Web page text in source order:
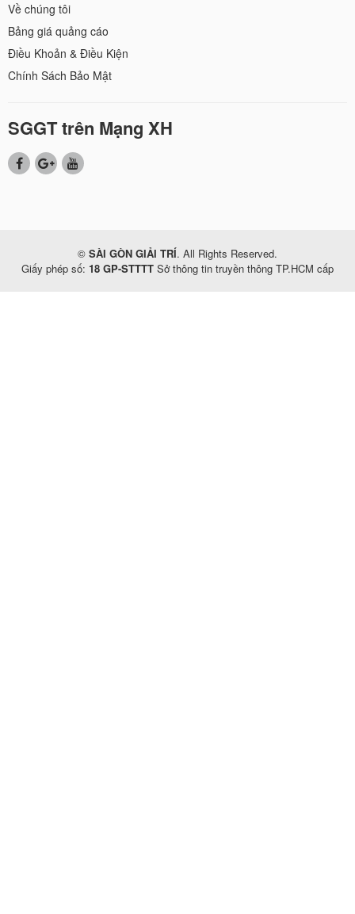
Về chúng tôi
Bảng giá quảng cáo
Điều Khoản & Điều Kiện
Chính Sách Bảo Mật
SGGT trên Mạng XH
© SÀI GÒN GIẢI TRÍ. All Rights Reserved.
Giấy phép số: 18 GP-STTTT Sở thông tin truyền thông TP.HCM cấp